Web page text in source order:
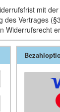
mit
Vertrages
Widerrufsrecht